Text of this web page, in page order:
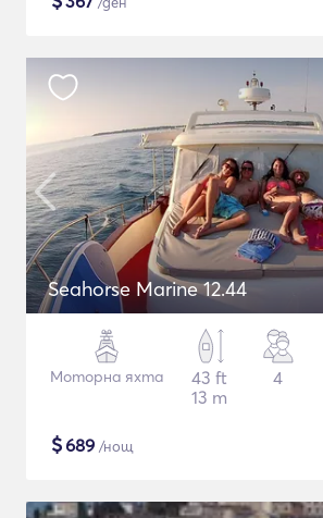
Seahorse Marine 12.44
Моторна яхта
43 ft
13 m
4
$689 /нощ